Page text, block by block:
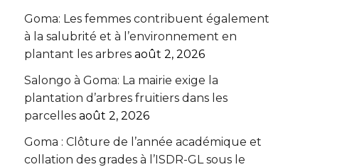
Goma: Les femmes contribuent également
à la salubrité et à l’environnement en
plantant les arbres août 2, 2026
Salongo à Goma: La mairie exige la
plantation d’arbres fruitiers dans les
parcelles août 2, 2026
Goma : Clôture de l’année académique et
collation des grades à l’ISDR-GL sous le